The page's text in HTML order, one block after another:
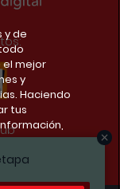
y de
mejor
y
Haciendo
tus